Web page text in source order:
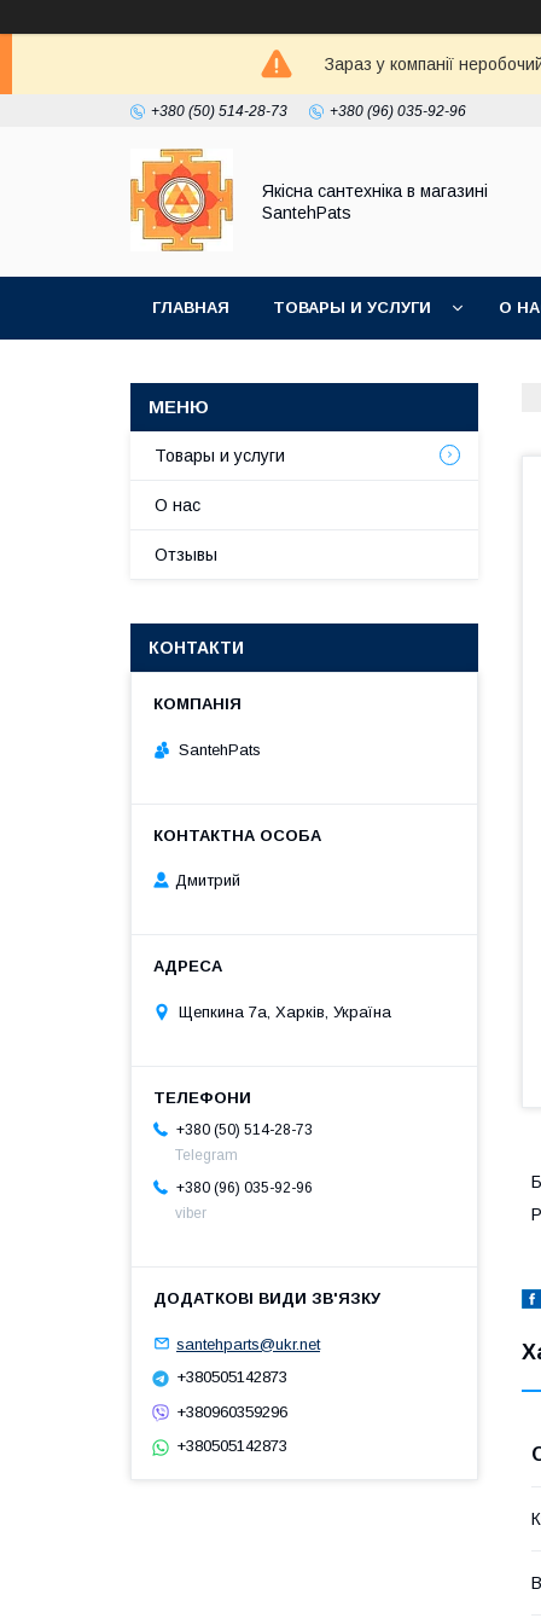
Зараз у компанії
+380 (50) 514-28-73 +380 (96) 035-92-96
Якісна сантехніка в магазині
SantehPats
ГЛАВНАЯ ТОВАРЫ И УСЛУГИ О
Товары и услуги
О нас
Отзывы
КОНТАКТИ
SantehPats
Дмитрий
Щепкина 7а, Харків, Україна
+380 (50) 514-28-73
Telegram
+380 (96) 035-92-96
viber
santehparts@ukr.net
+380505142873
+380960359296
+380505142873